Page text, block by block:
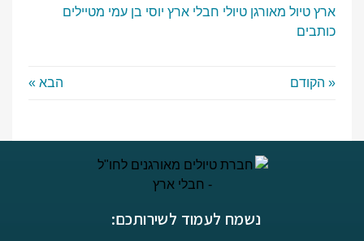
ארץ טיול מאורגן טיולי חבלי ארץ יוסי בן עמי מטיילים
כותבים
« הקודם הבא »
נשמח לעמוד לשירותכם: